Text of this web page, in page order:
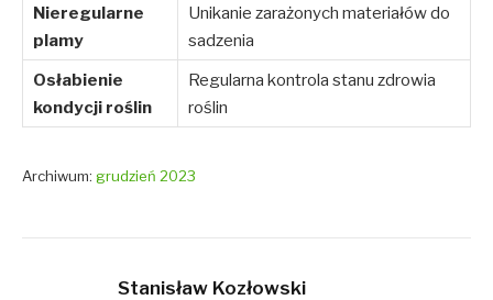
Nieregularne
plamy
Unikanie zarażonych materiałów do
sadzenia
Osłabienie
kondycji roślin
Regularna kontrola stanu zdrowia
roślin
Archiwum: grudzień 2023
Stanisław Kozłowski